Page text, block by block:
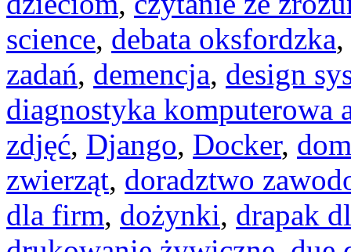
science, debata oksfordzka,
zadań, demencja, design
diagnostyka komputerowa
zdjęć, Django, Docker,
zwierząt, doradztwo
dla firm, dożynki, drapak